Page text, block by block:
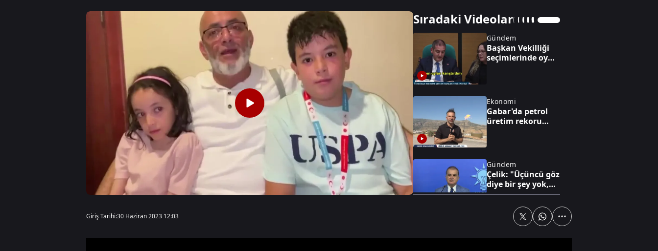
Sıradaki Videolar
Gündem
Başkan Vekilliği
seçimlerinde oy
Ekonomi
Gabar'da petrol
üretim rekoru
Gündem
Çelik: "Üçüncü göz
diye bir şey yok,
sadece milli göz
Dünya yıldızı
Giriş Tarihi:30 Haziran 2023 12:03